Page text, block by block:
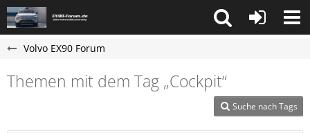
Volvo EX90 Forum
Themen mit dem Tag „Cockpit“
Suche nach Tags